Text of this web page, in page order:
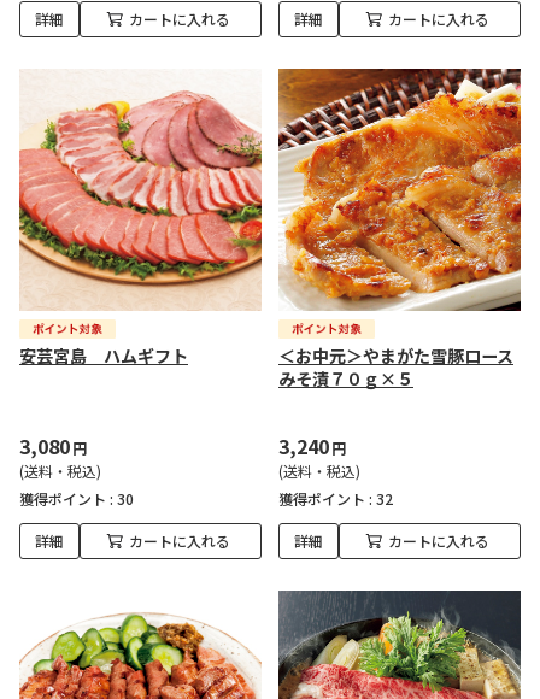
詳細 カートに入れる 詳細 カートに入れる
安芸宮島 ハムギフト
3,080円
(送料・税込)
獲得ポイント : 30
詳細 カートに入れる
＜お中元＞やまがた雪豚ロース
みそ漬７０ｇ×５
3,240円
(送料・税込)
獲得ポイント : 32
詳細 カートに入れる